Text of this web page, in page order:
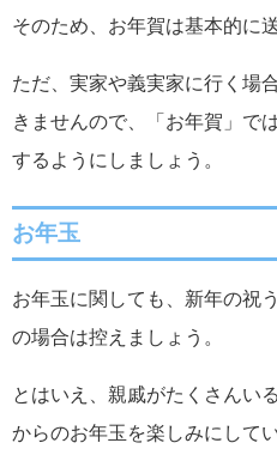
そのため、お年賀は基本的に
ただ、実家や義実家に行く場
きませんので、「お年賀」で
するようにしましょう。
お年玉
お年玉に関しても、新年の祝
の場合は控えましょう。
とはいえ、親戚がたくさんい
からのお年玉を楽しみにして